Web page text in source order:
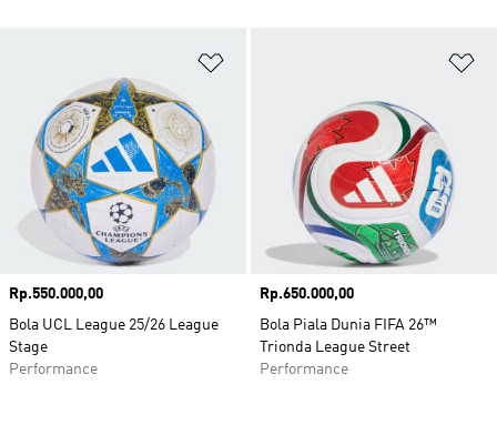
Harga
Rp.550.000,00
Bola UCL League 25/26 League
Stage
Performance
Harga
Rp.650.000,00
Bola Piala Dunia FIFA 26™
Trionda League Street
Performance